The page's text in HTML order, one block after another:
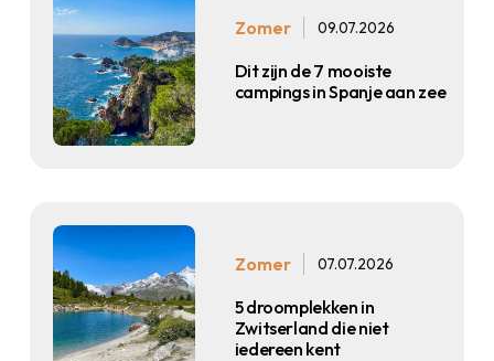
Zomer 09.07.2026
Dit zijn de 7 mooiste
campings in Spanje aan zee
Zomer 07.07.2026
5 droomplekken in
Zwitserland die niet
iedereen kent